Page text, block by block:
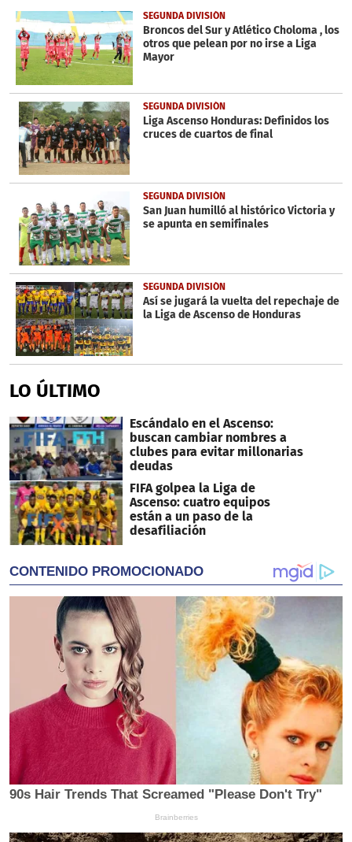
25
seconds
SEGUNDA DIVISIÓN
Broncos del Sur y Atlético Choloma , los
otros que pelean por no irse a Liga
Mayor
SEGUNDA DIVISIÓN
Liga Ascenso Honduras: Definidos los
cruces de cuartos de final
SEGUNDA DIVISIÓN
San Juan humilló al histórico Victoria y
se apunta en semifinales
SEGUNDA DIVISIÓN
Así se jugará la vuelta del repechaje de
la Liga de Ascenso de Honduras
LO ÚLTIMO
Escándalo en el Ascenso:
buscan cambiar nombres a
clubes para evitar millonarias
deudas
FIFA golpea la Liga de
Ascenso: cuatro equipos
están a un paso de la
desafiliación